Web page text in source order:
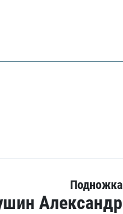
Подножка
Александр